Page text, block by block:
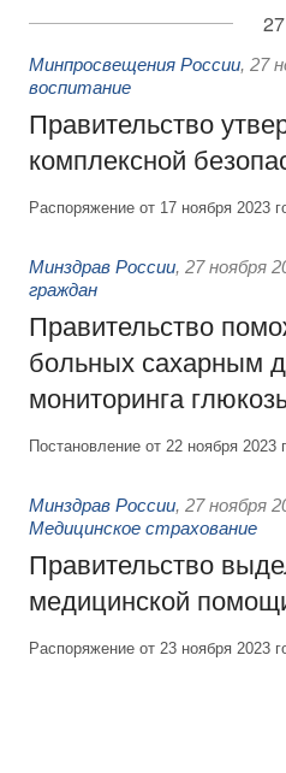
Минпросвещения России, 27
воспитание
Правительство
комплексной
Распоряжение от 17 ноября 2023
Минздрав России, 27 ноября
граждан
Правительство
больных сахарным
мониторинга
Постановление от 22 ноября
Минздрав России, 27 ноября
Медицинское страхование
Правительство
медицинской
Распоряжение от 23 ноября 2023